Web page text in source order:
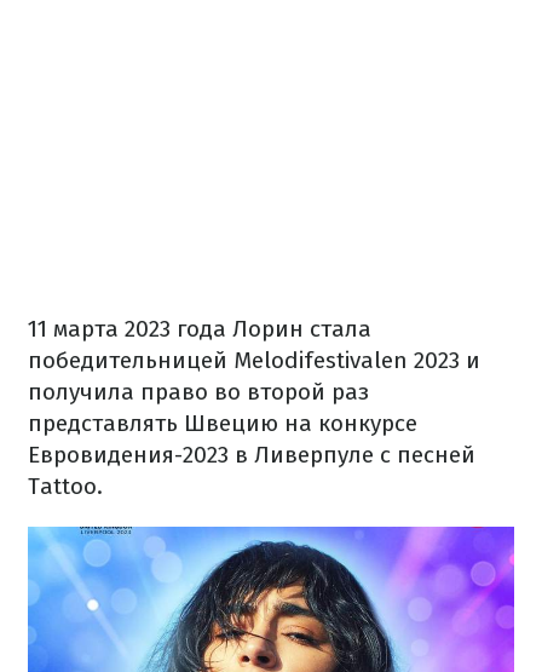
11 марта 2023 года Лорин стала
победительницей Melodifestivalen 2023 и
получила право во второй раз
представлять Швецию на конкурсе
Евровидения-2023 в Ливерпуле с песней
Tattoo.